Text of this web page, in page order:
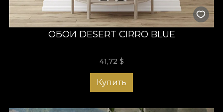
ОБОИ DESERT CIRRO BLUE
41,72 $
Купить